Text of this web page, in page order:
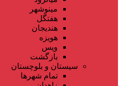
مینوشهر
هفتگل
هندیجان
هویزه
ویس
بازگشت
سیستان و بلوچستان
تمام شهر‌ها